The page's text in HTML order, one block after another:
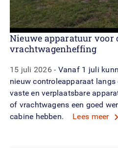
Nieuwe apparatuur voor
vrachtwagenheffing
15 juli 2026
Vanaf 1 juli
nieuw controleapparaat
vaste en verplaatsbare
of vrachtwagens een goed
cabine hebben.
Lees meer